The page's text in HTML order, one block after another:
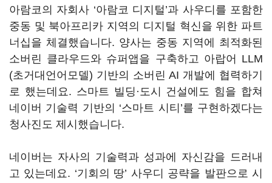
아람코의 자회사 ‘아람코 디지털 ’과 사우디를 포함한
중동 및 북아프리카 지역의 디지털 혁신을 위한 파트
너십을 체결했습니다. 양사는 중동 지역에 최적화된
소버린 클라우드와 슈퍼앱을 구축하고 아랍어 LLM
(초거대언어모델) 기반의 소버린AI 개발에 협력하기
로 했는데요. 스마트 빌딩·도시 건설에도 힘을 합쳐
네이버 기술력 기반의 ‘스마트 시티 ’를 구현하겠다는
청사진도 제시했습니다.
네이버는 자사의 기술력과 성과에 자신감을 드러내
고 있는데요. ‘기회의 땅’ 사우디 공략을 발판으로 시